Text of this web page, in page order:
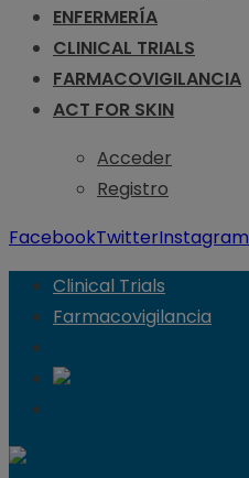
ENFERMERÍA
CLINICAL TRIALS
FARMACOVIGILANCIA
ACT FOR SKIN
Acceder
Registro
FacebookTwitterInstagram
Clinical Trials
Farmacovigilancia